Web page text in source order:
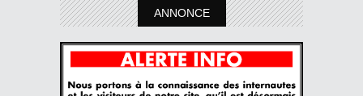
ANNONCE